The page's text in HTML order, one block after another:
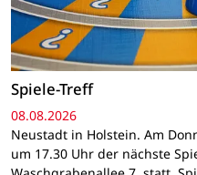
Spiele-Treff
08.08.2026
Neustadt in Holstein. Am
um 17.30 Uhr der nächste